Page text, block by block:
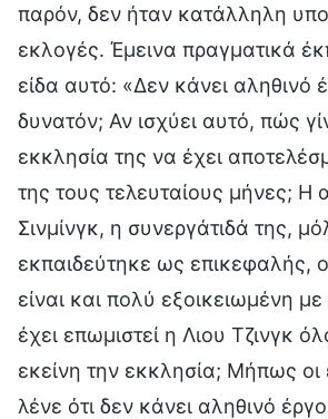
παρόν, δεν ήταν κατάλληλη
εκλογές. Έμεινα πραγματικά
είδα αυτό: «Δεν κάνει αληθινό
δυνατόν; Αν ισχύει αυτό, πώς
εκκλησία της να έχει
της τους τελευταίους μήνες; Η
Σινμίνγκ, η συνεργάτιδά της,
εκπαιδεύτηκε ως επικεφαλής,
είναι και πολύ εξοικειωμένη
έχει επωμιστεί η Λιου Τζινγκ
εκείνη την εκκλησία; Μήπως οι
λένε ότι δεν κάνει αληθινό